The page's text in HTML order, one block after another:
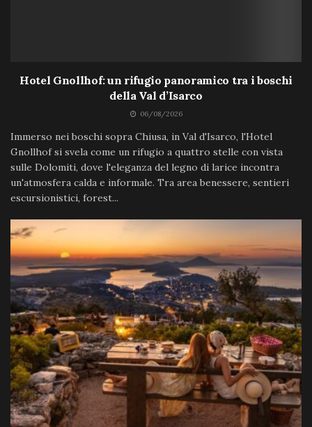
Hotel Gnollhof: un rifugio panoramico tra i boschi
della Val d’Isarco
06/08/2026
Immerso nei boschi sopra Chiusa, in Val d'Isarco, l'Hotel
Gnollhof si svela come un rifugio a quattro stelle con vista
sulle Dolomiti, dove l'eleganza del legno di larice incontra
un'atmosfera calda e informale. Tra area benessere, sentieri
escursionistici, forest...